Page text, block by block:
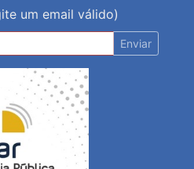
um email válido)
Enviar